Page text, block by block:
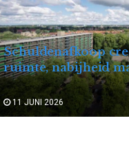
Schuldenafkoop
ruimte, nabijheid
11 JUNI 2026